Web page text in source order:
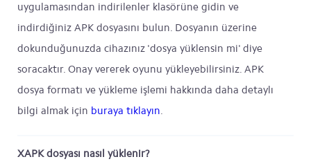
uygulamasından indirilenler klasörüne gidin ve
indirdiğiniz APK dosyasını bulun. Dosyanın üzerine
dokunduğunuzda cihazınız 'dosya yüklensin mi' diye
soracaktır. Onay vererek oyunu yükleyebilirsiniz. APK
dosya formatı ve yükleme işlemi hakkında daha detaylı
bilgi almak için buraya tıklayın.
XAPK dosyası nasıl yüklenir?